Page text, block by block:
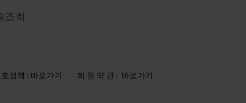
조회
정책 : 바로가기 회 원 약 관 : 바로가기